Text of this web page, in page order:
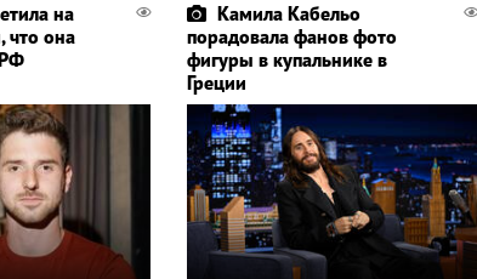
на
что она
Камила Кабельо
порадовала фанов фото
фигуры в купальнике в
Греции